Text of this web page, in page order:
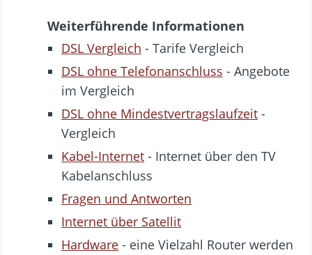
Weiterführende Informationen
DSL Vergleich - Tarife Vergleich
DSL ohne Telefonanschluss - Angebote
im Vergleich
DSL ohne Mindestvertragslaufzeit -
Vergleich
Kabel-Internet - Internet über den TV
Kabelanschluss
Fragen und Antworten
Internet über Satellit
Hardware - eine Vielzahl Router werden